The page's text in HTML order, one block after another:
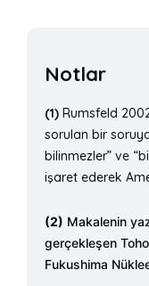
Notlar
(1) Rumsfeld
sorulan bir
bilinmezler” ve
işaret ederek
(2) Makalenin
gerçekleşen
Fukushima